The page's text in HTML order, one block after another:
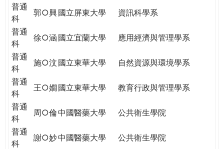
普通
科
郭○興國立屏東大學
資訊科學系
普通
科
徐○涵 國立宜蘭大學
應用經濟與管理學系
普通
科
施○汶 國立東華大學
自然資源與環境學系
普通
科
王○嫺國立東華大學
教育行政與管理學系
普通
科
周○倫中國醫藥大學
公共衛生學院
普通
科
謝○妙中國醫藥大學
公共衛生學院